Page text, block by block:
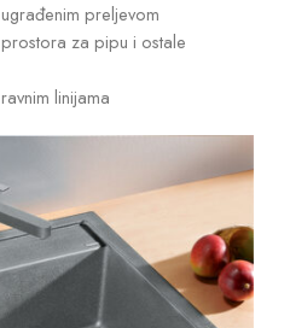
preljevom
za pipu i ostale
linijama